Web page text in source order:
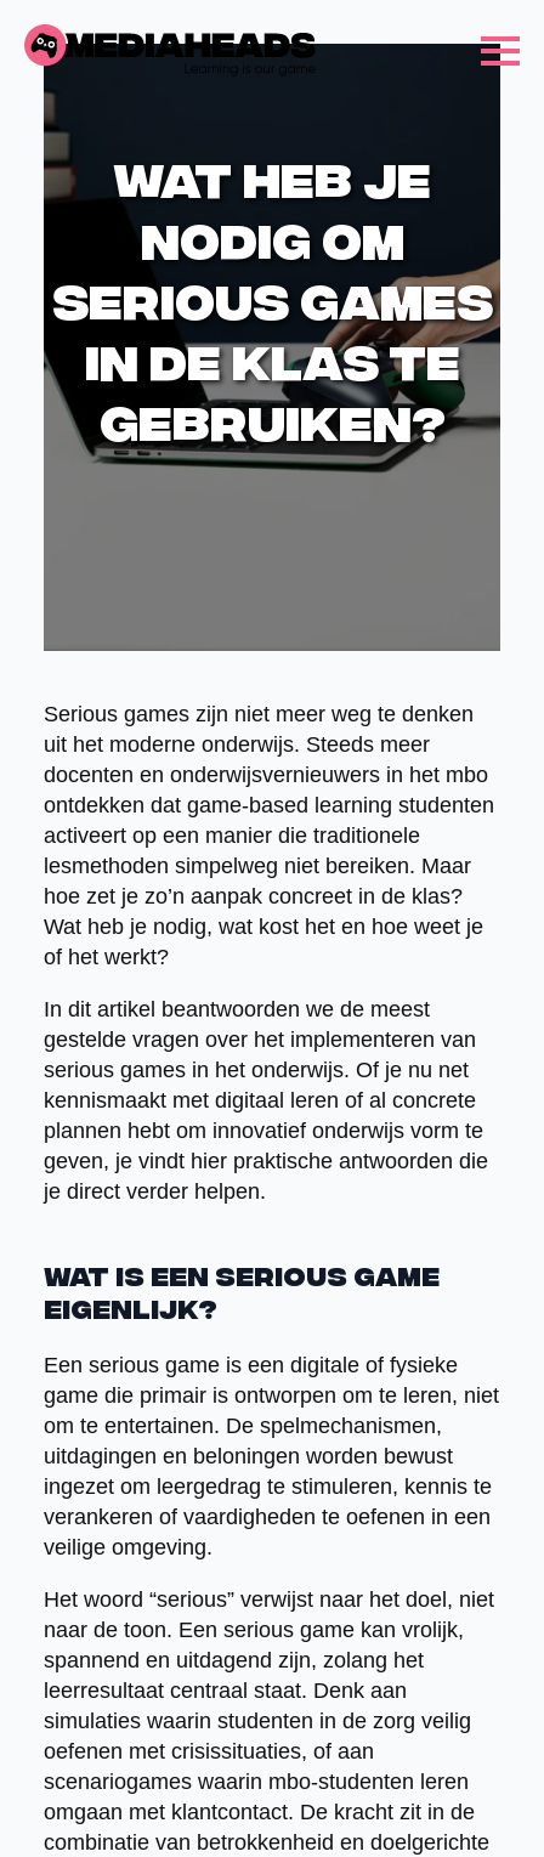
Wat heb je
nodig om
serious games
in de klas te
gebruiken?
Serious games zijn niet meer weg te denken
uit het moderne onderwijs. Steeds meer
docenten en onderwijsvernieuwers in het mbo
ontdekken dat game-based learning studenten
activeert op een manier die traditionele
lesmethoden simpelweg niet bereiken. Maar
hoe zet je zo’n aanpak concreet in de klas?
Wat heb je nodig, wat kost het en hoe weet je
of het werkt?
In dit artikel beantwoorden we de meest
gestelde vragen over het implementeren van
serious games in het onderwijs. Of je nu net
kennismaakt met digitaal leren of al concrete
plannen hebt om innovatief onderwijs vorm te
geven, je vindt hier praktische antwoorden die
je direct verder helpen.
Wat is een serious game
eigenlijk?
Een serious game is een digitale of fysieke
game die primair is ontworpen om te leren, niet
om te entertainen. De spelmechanismen,
uitdagingen en beloningen worden bewust
ingezet om leergedrag te stimuleren, kennis te
verankeren of vaardigheden te oefenen in een
veilige omgeving.
Het woord “serious” verwijst naar het doel, niet
naar de toon. Een serious game kan vrolijk,
spannend en uitdagend zijn, zolang het
leerresultaat centraal staat. Denk aan
simulaties waarin studenten in de zorg veilig
oefenen met crisissituaties, of aan
scenariogames waarin mbo-studenten leren
omgaan met klantcontact. De kracht zit in de
combinatie van betrokkenheid en doelgerichte